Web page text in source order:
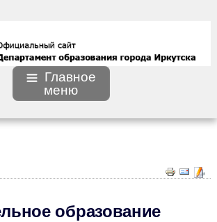
Главное
меню
образование